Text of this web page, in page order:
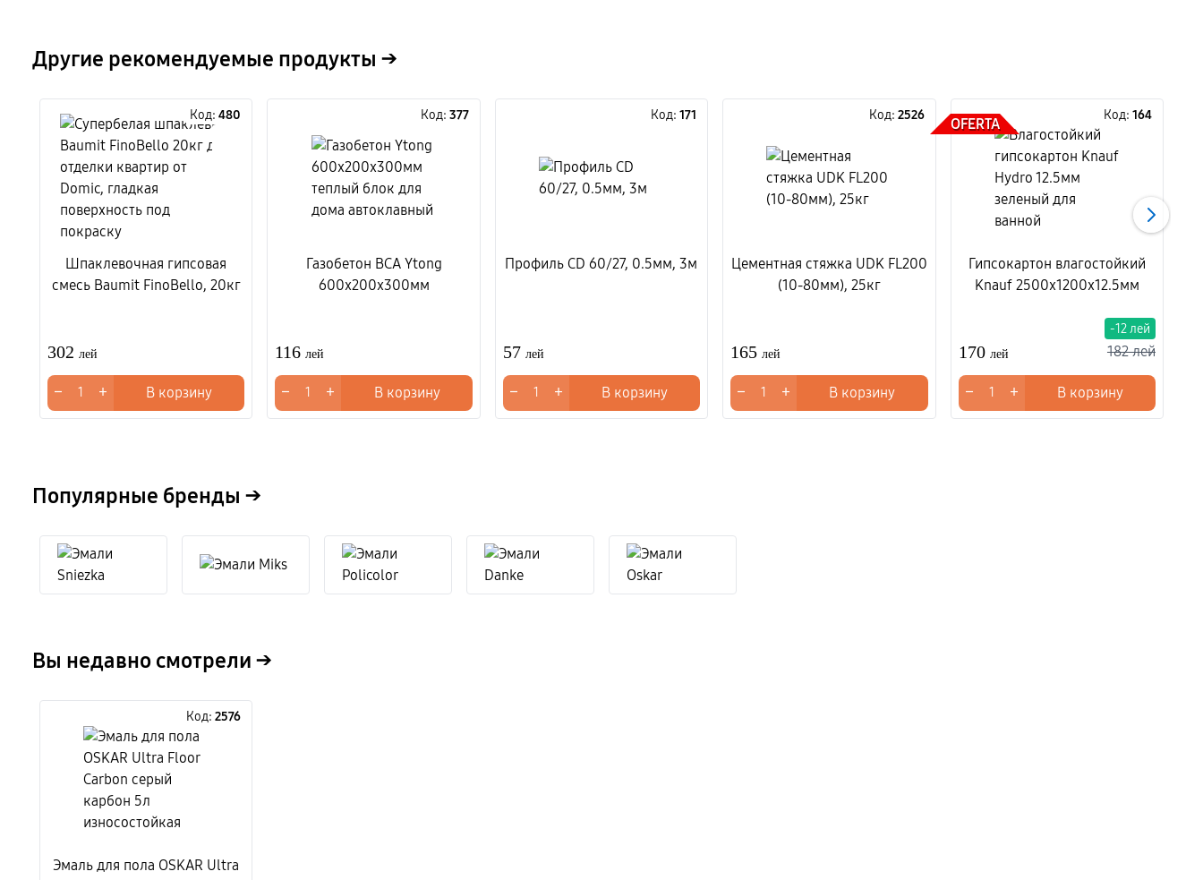
Другие рекомендуемые продукты →
Код:480
Шпаклевочная гипсовая
смесь Baumit FinoBello, 20кг
302 лей
− + В корзину
Код: 377
Газобетон BCA Ytong
600x200x300мм
116лей
− + В корзину
Код:171
Профиль CD 60/27, 0.5мм, 3м
57 лей
− + В корзину
Код: 2526
Цементная стяжка UDK FL200
(10-80мм), 25кг
165лей
− + В корзину
OFERTA
Код: 164
Гипсокартон влагостойкий
Knauf 2500x1200x12.5мм
170 лей 182 лей
-12 лей
− + В корзину
Популярные бренды →
Вы недавно смотрели →
Код:2576
Эмаль для пола OSKAR Ultra